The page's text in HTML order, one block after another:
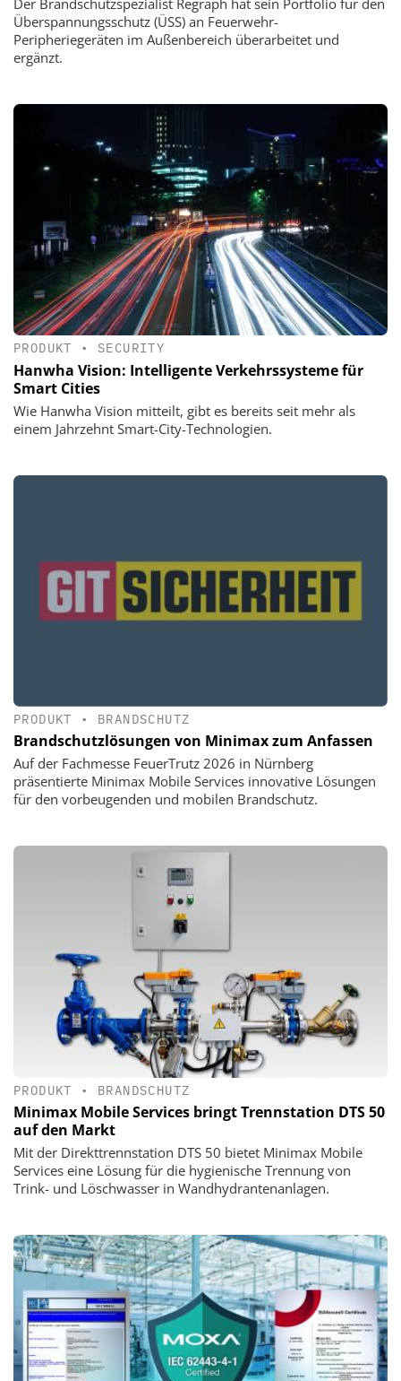
Überspannungsschutz (ÜSS) an Feuerwehr-
Peripheriegeräten im Außenbereich überarbeitet und
ergänzt.
PRODUKT • SECURITY
Hanwha Vision: Intelligente Verkehrssysteme für
Smart Cities
Wie Hanwha Vision mitteilt, gibt es bereits seit mehr als
einem Jahrzehnt Smart-City-Technologien.
PRODUKT • BRANDSCHUTZ
Brandschutzlösungen von Minimax zum Anfassen
Auf der Fachmesse FeuerTrutz 2026 in Nürnberg
präsentierte Minimax Mobile Services innovative Lösungen
für den vorbeugenden und mobilen Brandschutz.
PRODUKT • BRANDSCHUTZ
Minimax Mobile Services bringt Trennstation DTS 50
auf den Markt
Mit der Direkttrennstation DTS 50 bietet Minimax Mobile
Services eine Lösung für die hygienische Trennung von
Trink- und Löschwasser in Wandhydrantenanlagen.